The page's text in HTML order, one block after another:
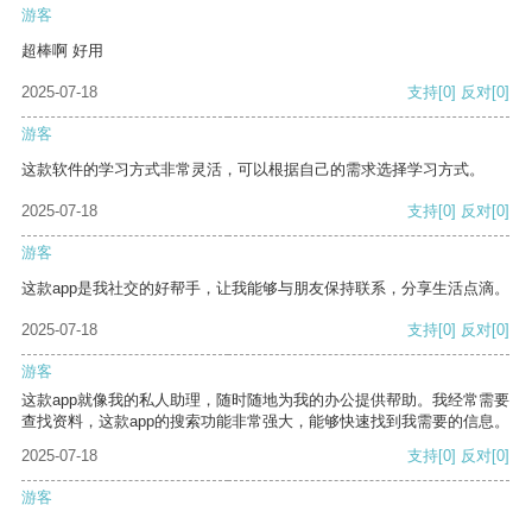
游客
超棒啊 好用
2025-07-18 支持[0] 反对[0]
游客
这款软件的学习方式非常灵活，可以根据自己的需求选择学习方式。
2025-07-18 支持[0] 反对[0]
游客
这款app是我社交的好帮手，让我能够与朋友保持联系，分享生活点滴。
2025-07-18 支持[0] 反对[0]
游客
这款app就像我的私人助理，随时随地为我的办公提供帮助。我经常需要
查找资料，这款app的搜索功能非常强大，能够快速找到我需要的信息。
2025-07-18
支持[0] 反对[0]
游客